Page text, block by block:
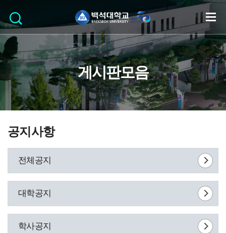
게시판모음
공지사항
전체공지
대학공지
학사공지